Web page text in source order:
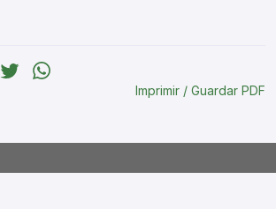
Imprimir / Guardar PDF